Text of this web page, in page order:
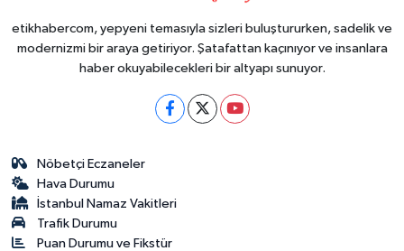
etikhabercom, yepyeni temasıyla sizleri buluştururken, sadelik ve
modernizmi bir araya getiriyor. Şatafattan kaçınıyor ve insanlara
haber okuyabilecekleri bir altyapı sunuyor.
Nöbetçi Eczaneler
Hava Durumu
İstanbul Namaz Vakitleri
Trafik Durumu
Puan Durumu ve Fikstür